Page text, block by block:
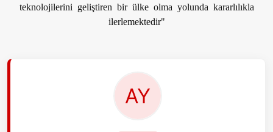
teknolojilerini geliştiren bir ülke olma yolunda kararlılıkla
ilerlemektedir"